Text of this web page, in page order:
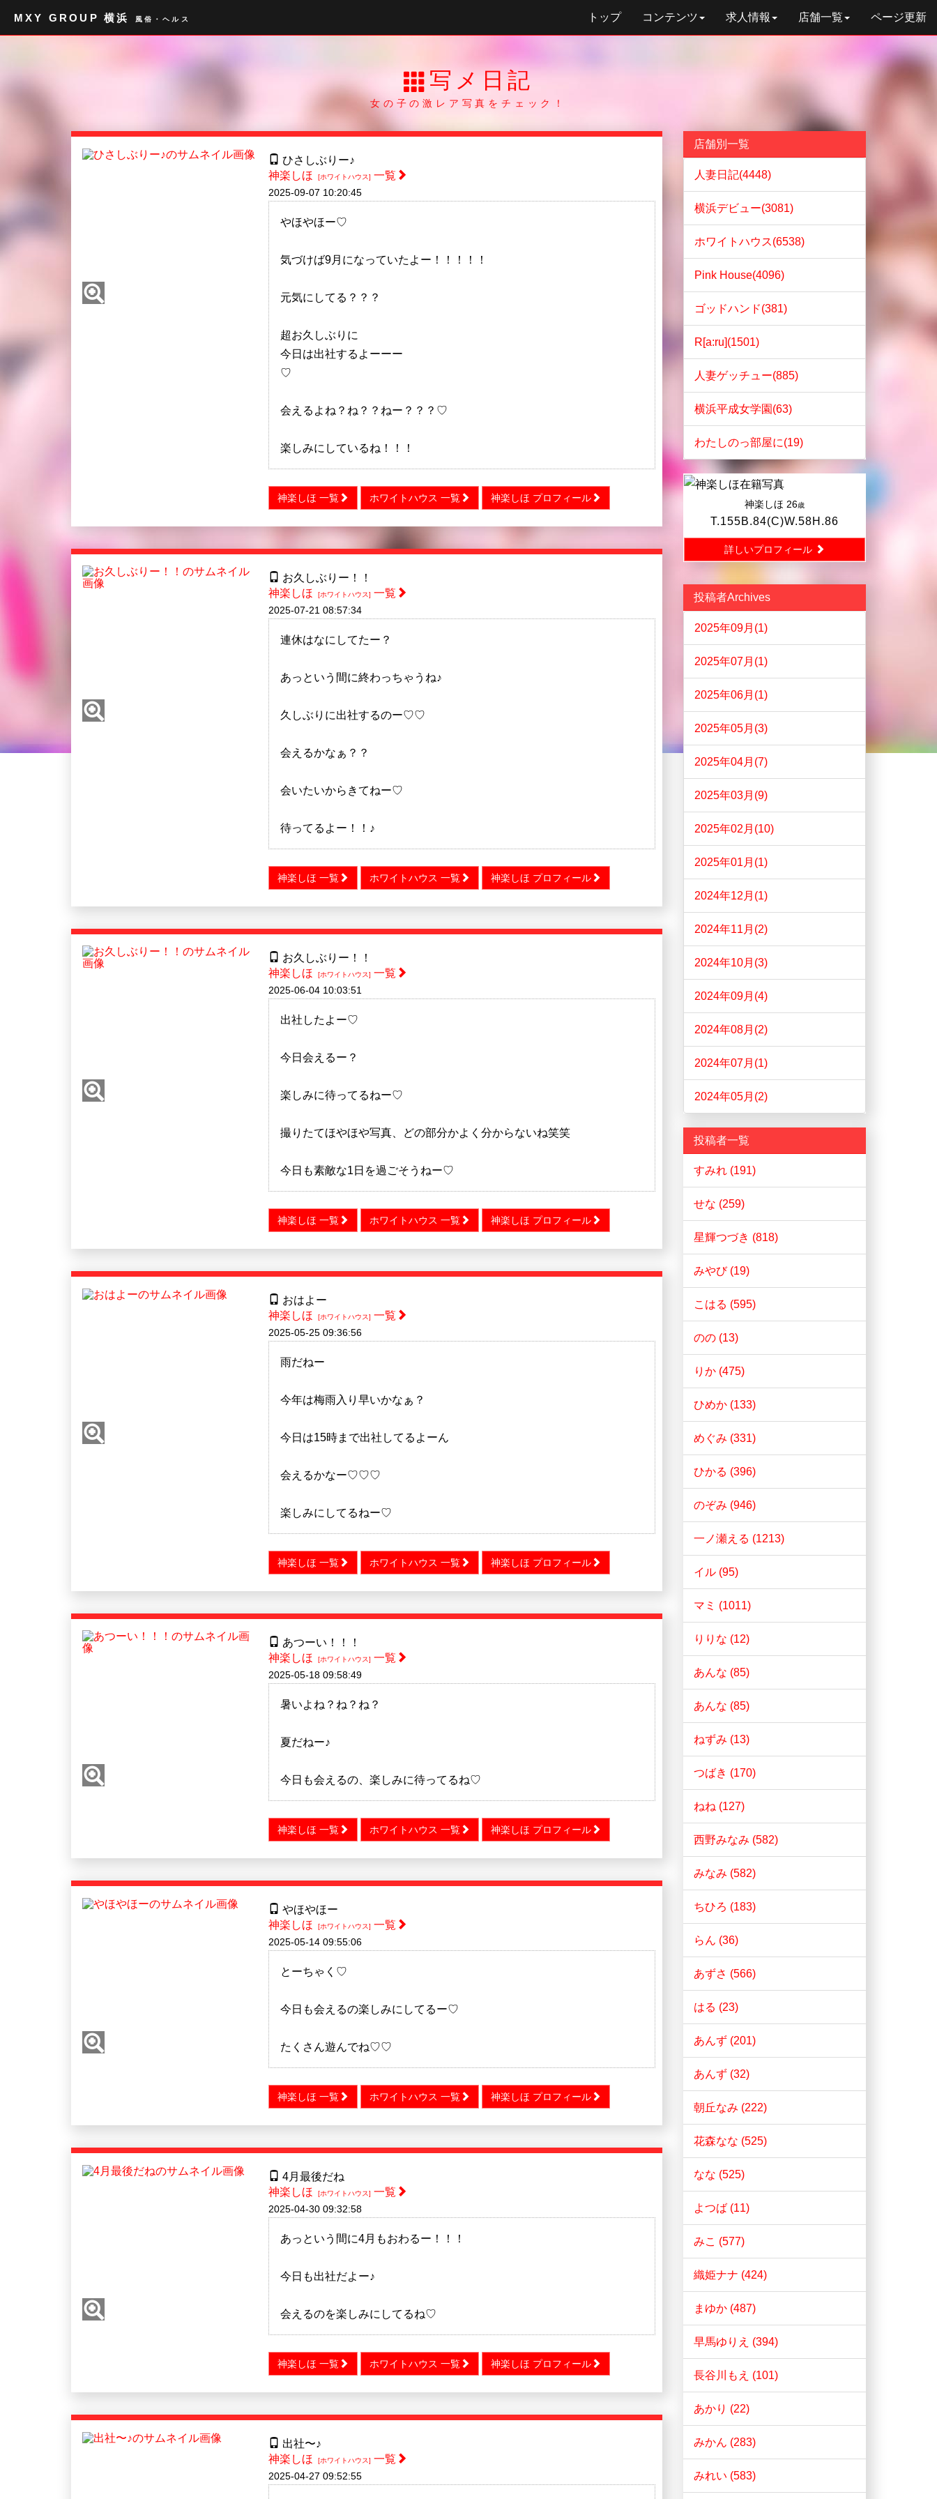
MXY GROUP 横浜 風俗・ヘルス トップ コンテンツ 求人情報 店舗一覧 ページ更新
写メ日記
女の子の激レア写真をチェック！
ひさしぶりー♪
神楽しほ
[ホワイトハウス] 一覧
2025-09-07 10:20:45
やほやほー♡
気づけば9月になっていたよー！！！！！
元気にしてる？？？
超お久しぶりに
今日は出社するよーーー
♡
会えるよね？ね？？ねー？？？♡
楽しみにしているね！！！
神楽しほ 一覧 ホワイトハウス 一覧 神楽しほ プロフィール
お久しぶりー！！
神楽しほ
[ホワイトハウス] 一覧
2025-07-21 08:57:34
連休はなにしてたー？
あっという間に終わっちゃうね♪
久しぶりに出社するのー♡♡
会えるかなぁ？？
会いたいからきてねー♡
待ってるよー！！♪
神楽しほ 一覧 ホワイトハウス 一覧 神楽しほ プロフィール
お久しぶりー！！
神楽しほ
[ホワイトハウス] 一覧
2025-06-04 10:03:51
出社したよー♡
今日会えるー？
楽しみに待ってるねー♡
撮りたてほやほや写真、どの部分かよく分からないね笑笑
今日も素敵な1日を過ごそうねー♡
神楽しほ 一覧 ホワイトハウス 一覧 神楽しほ プロフィール
おはよー
神楽しほ
[ホワイトハウス] 一覧
2025-05-25 09:36:56
雨だねー
今年は梅雨入り早いかなぁ？
今日は15時まで出社してるよーん
会えるかなー♡♡♡
楽しみにしてるねー♡
神楽しほ 一覧 ホワイトハウス 一覧 神楽しほ プロフィール
あつーい！！！
神楽しほ
[ホワイトハウス] 一覧
2025-05-18 09:58:49
暑いよね？ね？ね？
夏だねー♪
今日も会えるの、楽しみに待ってるね♡
神楽しほ 一覧 ホワイトハウス 一覧 神楽しほ プロフィール
やほやほー
神楽しほ
[ホワイトハウス] 一覧
2025-05-14 09:55:06
とーちゃく♡
今日も会えるの楽しみにしてるー♡
たくさん遊んでね♡♡
神楽しほ 一覧 ホワイトハウス 一覧 神楽しほ プロフィール
4月最後だね
神楽しほ
[ホワイトハウス] 一覧
2025-04-30 09:32:58
あっという間に4月もおわるー！！！
今日も出社だよー♪
会えるのを楽しみにしてるね♡
神楽しほ 一覧 ホワイトハウス 一覧 神楽しほ プロフィール
出社〜♪
神楽しほ
[ホワイトハウス] 一覧
2025-04-27 09:52:55
店舗別一覧
人妻日記(4448)
横浜デビュー(3081)
ホワイトハウス(6538)
Pink House(4096)
ゴッドハンド(381)
R[a:ru](1501)
人妻ゲッチュー(885)
横浜平成女学園(63)
わたしのっ部屋に(19)
神楽しほ 26歳
T.155B.84(C)W.58H.86
詳しいプロフィール
投稿者Archives
2025年09月(1)
2025年07月(1)
2025年06月(1)
2025年05月(3)
2025年04月(7)
2025年03月(9)
2025年02月(10)
2025年01月(1)
2024年12月(1)
2024年11月(2)
2024年10月(3)
2024年09月(4)
2024年08月(2)
2024年07月(1)
2024年05月(2)
投稿者一覧
すみれ (191)
せな (259)
星輝つづき (818)
みやび (19)
こはる (595)
のの (13)
りか (475)
ひめか (133)
めぐみ (331)
ひかる (396)
のぞみ (946)
一ノ瀬える (1213)
イル (95)
マミ (1011)
りりな (12)
あんな (85)
あんな (85)
ねずみ (13)
つばき (170)
ねね (127)
西野みなみ (582)
みなみ (582)
ちひろ (183)
らん (36)
あずさ (566)
はる (23)
あんず (201)
あんず (32)
朝丘なみ (222)
花森なな (525)
なな (525)
よつば (11)
みこ (577)
織姫ナナ (424)
まゆか (487)
早馬ゆりえ (394)
長谷川もえ (101)
あかり (22)
みかん (283)
みれい (583)